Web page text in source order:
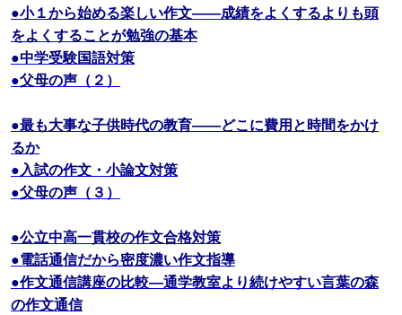
●小１から始める楽しい作文――成績をよくするよりも頭
をよくすることが勉強の基本
●中学受験国語対策
●父母の声（２）
●最も大事な子供時代の教育――どこに費用と時間をかけ
るか
●入試の作文・小論文対策
●父母の声（３）
●公立中高一貫校の作文合格対策
●電話通信だから密度濃い作文指導
●作文通信講座の比較―通学教室より続けやすい言葉の森
の作文通信